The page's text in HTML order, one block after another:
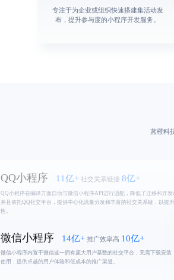
专注于为企业或组织快速搭建集活动发
布，提升参与度的小程序开发服务。
蓝橙科
抖音平台拥有数亿月活跃用户，为小程序提供了巨大的流量基础，利用抖
QQ小程序在编译方面自动与微信小程序API进行适配，降低了迁移和开
并且依托QQ社交平台，提供中心化流量分发和丰富的社交关系链，以提
性。
微信小程序内置于微信这一拥有庞大用户基数的社交平台，无需下载安装
使用，提供卓越的用户体验和低成本的推广渠道。